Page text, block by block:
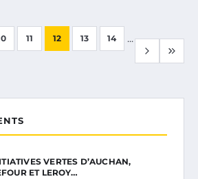
11 12 13 14 ...
VERTES D’AUCHAN,
ET LEROY…